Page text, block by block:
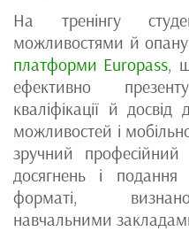
На тренінгу
можливостями й
платформи Europass,
ефективно
кваліфікації й
можливостей і
зручний професійний
досягнень і
форматі,
навчальними